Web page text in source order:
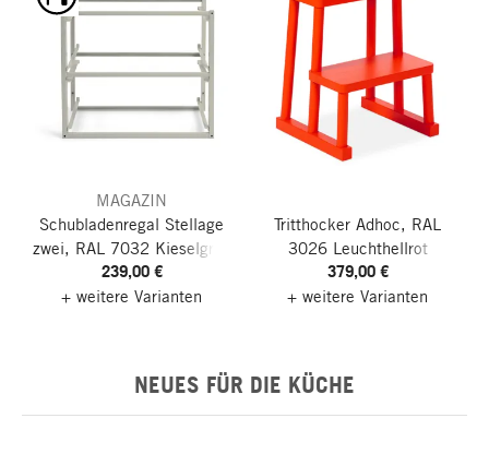
MAGAZIN
Schubladenregal Stellage
zwei, RAL 7032 Kieselgrau
239,00 €
+ weitere Varianten
Tritthocker Adhoc, RAL
3026 Leuchthellrot
379,00 €
+ weitere Varianten
NEUES FÜR DIE KÜCHE